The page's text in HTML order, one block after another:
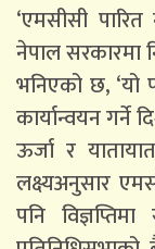
‘एमसीसी
नेपाल सरकारमा
भनिएको छ, ‘यो
कार्यान्वयन गर्ने
ऊर्जा र
लक्ष्यअनुसार
पनि